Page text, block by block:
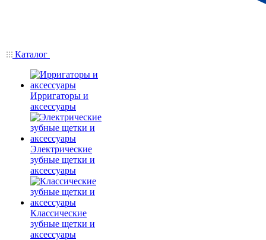
Каталог
Ирригаторы и
аксессуары
Электрические
зубные щетки и
аксессуары
Классические
зубные щетки и
аксессуары